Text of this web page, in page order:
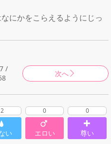
にかをこらえるようにじっ
/
次へ
2
い
0
エロい
0
尊い